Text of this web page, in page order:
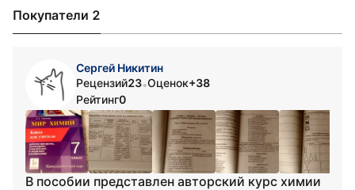
Покупатели 2
Сергей Никитин
Рецензий23•Оценок+38
Рейтинг0
В пособии представлен авторский курс химии